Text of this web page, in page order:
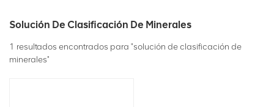
Solución De Clasificación De Minerales
1 resultados encontrados para "solución de clasificación de
minerales"